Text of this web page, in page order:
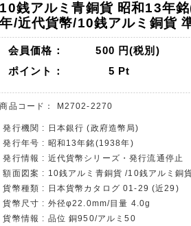
10銭アルミ青銅貨 昭和13年
年/近代貨幣/10銭アルミ銅貨
会員価格： 500 円(税別)
ポイント：
5 Pt
商品コード： M2702-2270
発行機関 : 日本銀行 (政府造幣局)
発行年号 : 昭和13年銘(1938年)
発行情報 : 近代貨幣シリーズ・発行流通停止
額面図案 : 10銭アルミ青銅貨 /10銭アルミ銅
貨幣種類 : 日本貨幣カタログ 01-29 (近29)
貨幣尺寸 : 外径φ22.0mm/目量 4.0g
貨幣情報 : 品位 銅950/アルミ50